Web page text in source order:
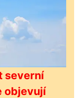
severní
objevují